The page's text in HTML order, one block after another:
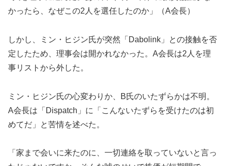
かったら、なぜこの2人を選任したのか」（A会長）
しかし、ミン・ヒジン氏が突然「Dabolink」との接触を否
定したため、理事会は開かれなかった。A会長は2人を理
事リストから外した。
ミン・ヒジン氏の心変わりか、B氏のいたずらかは不明。
A会長は「Dispatch」に「こんないたずらを受けたのは初
めてだ」と苦情を述べた。
「家まで会いに来たのに、一切連絡を取っていないと言っ